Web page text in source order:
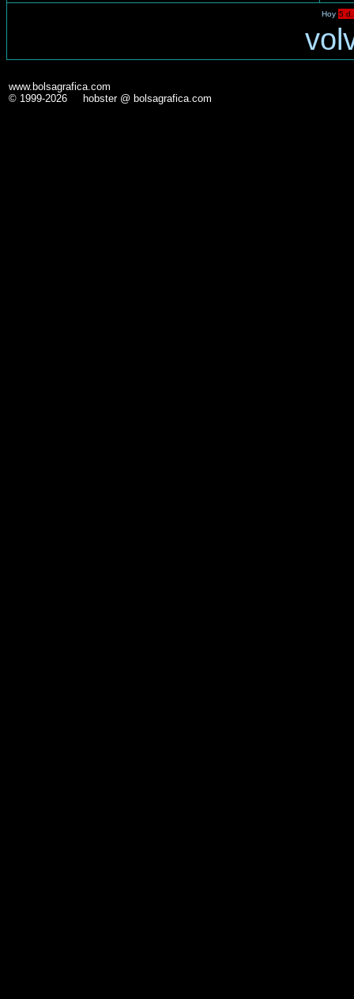
Hoy 5 d.
www.bolsagrafica.com
© 1999-2026 hobster @ bolsagrafica.com